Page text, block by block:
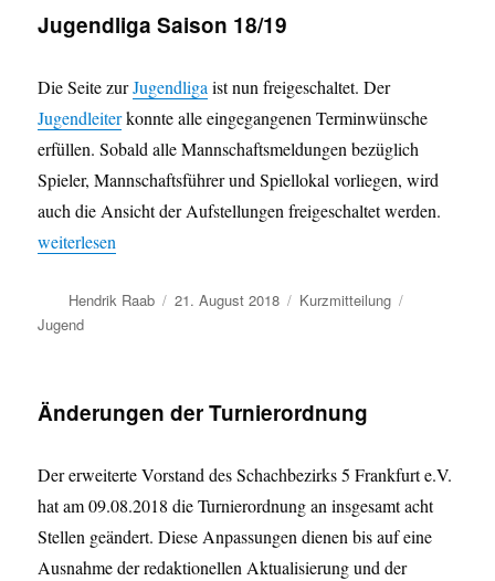
Jugendliga Saison 18/19
Die Seite zurJugendliga ist nun freigeschaltet. Der
Jugendleiterkonnte alle eingegangenen Terminwünsche
erfüllen. Sobald alle Mannschaftsmeldungen bezüglich
Spieler, Mannschaftsführer und Spiellokal vorliegen, wird
auch die Ansicht der Aufstellungen freigeschaltet werden.
„Jugendliga Saison 18/19“
weiterlesen
Autor
Hendrik Raab
Veröffentlicht
21. August 2018 Format
Kurzmitteilung
Jugend
Änderungen der Turnierordnung
Der erweiterte Vorstand des Schachbezirks 5 Frankfurt e.V.
hat am 09.08.2018 die Turnierordnung an insgesamt acht
Stellen geändert. Diese Anpassungen dienen bis auf eine
Ausnahme der redaktionellen Aktualisierung und der